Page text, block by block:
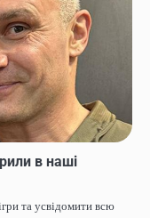
в наші
та усвідомити всю